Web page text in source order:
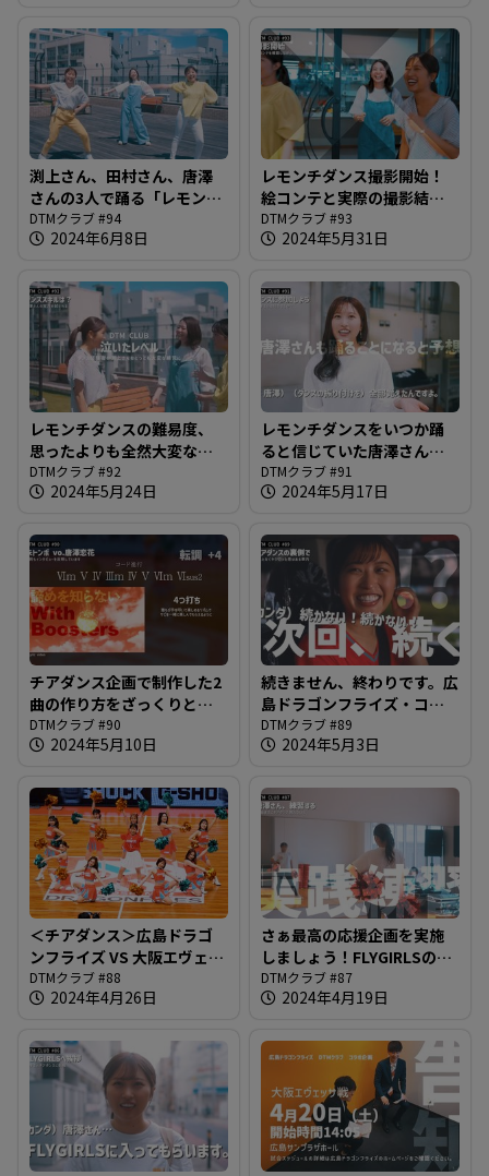
渕上さん、田村さん、唐澤
さんの3人で踊る「レモンチ
の1週間」のMVが完成しま
した＠DTMクラブ #94
DTMクラブ #94
2024年6月8日
レモンチダンス撮影開始！
絵コンテと実際の撮影結果
を見比べながら＠DTMクラ
ブ #93
DTMクラブ #93
2024年5月31日
レモンチダンスの難易度、
思ったよりも全然大変なの
ですが唐澤さん大丈夫？＠
DTMクラブ #92
DTMクラブ #92
2024年5月24日
レモンチダンスをいつか踊
ると信じていた唐澤さん、
ついに日の目を見る時が＠
DTMクラブ #91
DTMクラブ #91
2024年5月17日
チアダンス企画で制作した2
曲の作り方をざっくりと。
楽曲解説回です＠DTMクラ
ブ #90
DTMクラブ #90
2024年5月10日
続きません、終わりです。広
島ドラゴンフライズ・コラ
ボ企画の帰り道＠DTMクラ
ブ #89
DTMクラブ #89
2024年5月3日
＜チアダンス＞広島ドラゴ
ンフライズ VS 大阪エヴェッ
サ戦・4月20日広島サンプラ
ザホールでのハーフタイム
でお確かめください＠DTM
クラブ #88
DTMクラブ #88
2024年4月26日
さぁ最高の応援企画を実施
しましょう！FLYGIRLSのレ
ッスンの元、唐澤さんがめ
ちゃくちゃ頑張ります＠
DTMクラブ #87
2024年4月19日